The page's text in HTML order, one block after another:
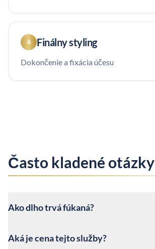
4 Finálny styling
Dokončenie a fixácia účesu
Často kladené otázky
Ako dlho trvá fúkaná?
Aká je cena tejto služby?